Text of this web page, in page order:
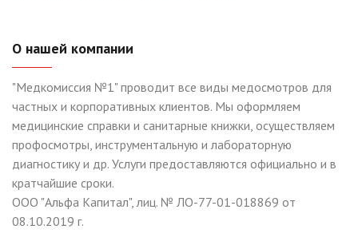
О нашей компании
"Медкомиссия №1" проводит все виды медосмотров для
частных и корпоративных клиентов. Мы оформляем
медицинские справки и санитарные книжки, осуществляем
профосмотры, инструментальную и лабораторную
диагностику и др. Услуги предоставляются официально и в
кратчайшие сроки.
ООО "Альфа Капитал", лиц. № ЛО-77-01-018869 от
08.10.2019 г.